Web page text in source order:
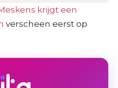
krijgt een
verscheen eerst op